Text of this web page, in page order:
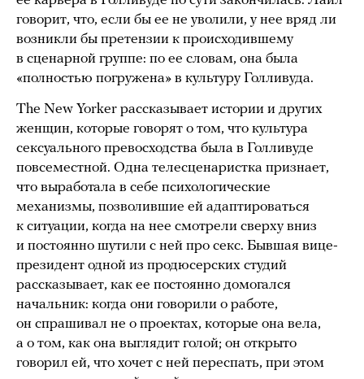
говорит, что, если бы ее не уволили, у нее вряд ли
возникли бы претензии к происходившему
в сценарной группе: по ее словам, она была
«полностью погружена» в культуру Голливуда.
The New Yorker рассказывает истории и других
женщин, которые говорят о том, что культура
сексуального превосходства была в Голливуде
повсеместной. Одна телесценаристка признает,
что выработала в себе психологические
механизмы, позволившие ей адаптироваться
к ситуации, когда на нее смотрели сверху вниз
и постоянно шутили с ней про секс. Бывшая вице-
президент одной из продюсерских студий
рассказывает, как ее постоянно домогался
начальник: когда они говорили о работе,
он спрашивал не о проектах, которые она вела,
а о том, как она выглядит голой; он открыто
говорил ей, что хочет с ней переспать, при этом